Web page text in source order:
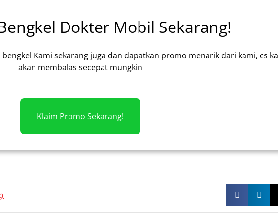
Dokter Mobil Sekarang!
Kami sekarang juga dan dapatkan promo menarik dari kami, cs
akan membalas secepat mungkin
Klaim Promo Sekarang!